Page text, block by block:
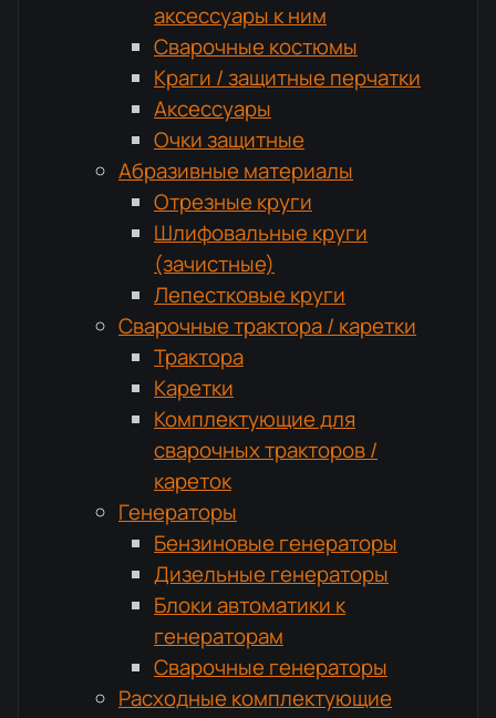
аксессуары к ним
Сварочные костюмы
Краги / защитные перчатки
Аксессуары
Очки защитные
Абразивные материалы
Отрезные круги
Шлифовальные круги
(зачистные)
Лепестковые круги
Сварочные трактора / каретки
Трактора
Каретки
Комплектующие для
сварочных тракторов /
кареток
Генераторы
Бензиновые генераторы
Дизельные генераторы
Блоки автоматики к
генераторам
Сварочные генераторы
Расходные комплектующие